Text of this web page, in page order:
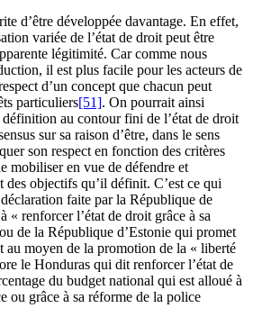
d’être développée davantage. En effet,
variée de l’état de droit peut être
légitimité. Car comme nous
il est plus facile pour les acteurs de
d’un concept que chacun peut
particuliers[51]. On pourrait ainsi
définition au contour fini de l’état de droit
sur sa raison d’être, dans le sens
son respect en fonction des critères
mobiliser en vue de défendre et
objectifs qu’il définit. C’est ce qui
faite par la République de
« renforcer l’état de droit grâce à sa
ou de la République d’Estonie qui promet
au moyen de la promotion de la « liberté
le Honduras qui dit renforcer l’état de
du budget national qui est alloué à
ou grâce à sa réforme de la police